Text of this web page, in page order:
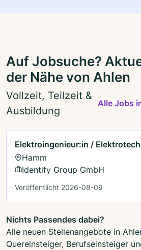
Auf Jobsuche?
der Nähe von Ahlen
Vollzeit, Teilzeit &
Ausbildung
Alle Jobs
Elektroingenieur:in /
Hamm
Identify Group GmbH
Veröffentlicht 2026-08-09
Nichts Passendes dabei?
Alle neuen Stellenangebote in
Quereinsteiger, Berufseinsteiger